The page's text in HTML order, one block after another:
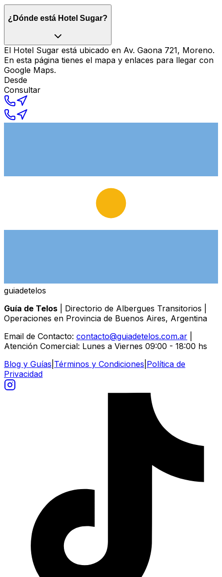
¿Dónde está Hotel Sugar?
El Hotel Sugar está ubicado en Av. Gaona 721, Moreno.
En esta página tienes el mapa y enlaces para llegar con
Google Maps.
Desde
Consultar
guiadetelos
Guía de Telos | Directorio de Albergues Transitorios |
Operaciones en Provincia de Buenos Aires, Argentina
Email de Contacto: contacto@guiadetelos.com.ar
Atención Comercial: Lunes a Viernes 09:00 - 18:00 hs
Blog y Guías Términos y Condiciones Política de
Privacidad